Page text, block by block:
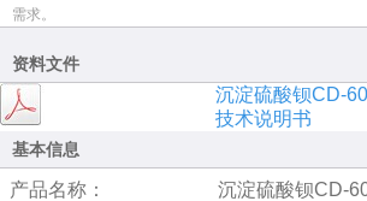
需求。
资料文件
沉淀硫酸钡CD-
技术说明书
基本信息
产品名称：
沉淀硫酸钡CD-